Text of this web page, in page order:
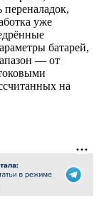
переналадок,
уже
батарей,
— от
на